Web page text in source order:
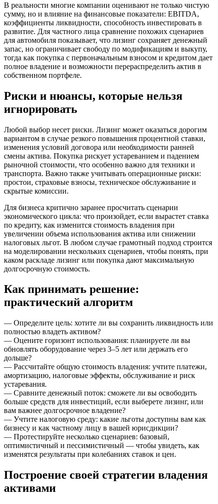
В реальности многие компании оценивают не только чистую
сумму, но и влияние на финансовые показатели: EBITDA,
коэффициенты ликвидности, способность инвестировать в
развитие. Для частного лица сравнение похожих сценариев
для автомобиля показывает, что лизинг сохраняет денежный
запас, но ограничивает свободу по модификациям и выкупу,
тогда как покупка с первоначальным взносом и кредитом дает
полное владение и возможности перераспределить актив в
собственном портфеле.
Риски и нюансы, которые нельзя
игнорировать
Любой выбор несет риски. Лизинг может оказаться дорогим
вариантом в случае резкого повышения процентной ставки,
изменения условий договора или необходимости ранней
смены актива. Покупка рискует устареванием и падением
рыночной стоимости, что особенно важно для техники и
транспорта. Важно также учитывать операционные риски:
простои, страховые взносы, техническое обслуживание и
скрытые комиссии.
Для бизнеса критично заранее просчитать сценарии
экономического цикла: что произойдет, если вырастет ставка
по кредиту, как изменится стоимость владения при
увеличении объема использования актива или снижении
налоговых льгот. В любом случае грамотный подход строится
на моделировании нескольких сценариев, чтобы понять, при
каком раскладе лизинг или покупка дают максимальную
долгосрочную стоимость.
Как принимать решение:
практический алгоритм
— Определите цель: хотите ли вы сохранить ликвидность или
полностью владеть активом?
— Оцените горизонт использования: планируете ли вы
обновлять оборудование через 3–5 лет или держать его
дольше?
— Рассчитайте общую стоимость владения: учтите платежи,
амортизацию, налоговые эффекты, обслуживание и риск
устаревания.
— Сравните денежный поток: сможете ли вы освободить
больше средств для инвестиций, если выберете лизинг, или
вам важнее долгосрочное владение?
— Учтите налоговую среду: какие льготы доступны вам как
бизнесу и как частному лицу в вашей юрисдикции?
— Протестируйте несколько сценариев: базовый,
оптимистичный и пессимистичный — чтобы увидеть, как
изменятся результаты при колебаниях ставок и цен.
Построение своей стратегии владения
активами